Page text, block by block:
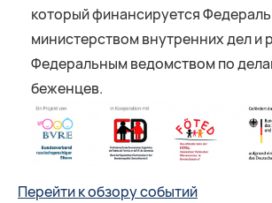
который финансируется
министерством внутренних дел и
Федеральным ведомством по
беженцев.
Перейти к обзору событий